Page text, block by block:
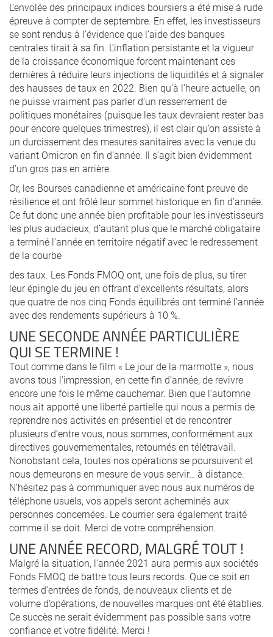
L’envolée des principaux indices boursiers a été mise à rude
épreuve à compter de septembre. En effet, les investisseurs
se sont rendus à l’évidence que l’aide des banques
centrales tirait à sa fin. L’inflation persistante et la vigueur
de la croissance économique forcent maintenant ces
dernières à réduire leurs injections de liquidités et à signaler
des hausses de taux en 2022. Bien qu’à l’heure actuelle, on
ne puisse vraiment pas parler d’un resserrement de
politiques monétaires (puisque les taux devraient rester bas
pour encore quelques trimestres), il est clair qu’on assiste à
un durcissement des mesures sanitaires avec la venue du
variant Omicron en fin d’année. Il s’agit bien évidemment
d’un gros pas en arrière.
Or, les Bourses canadienne et américaine font preuve de
résilience et ont frôlé leur sommet historique en fin d’année.
Ce fut donc une année bien profitable pour les investisseurs
les plus audacieux, d’autant plus que le marché obligataire
a terminé l’année en territoire négatif avec le redressement
de la courbe
des taux. Les Fonds FMOQ ont, une fois de plus, su tirer
leur épingle du jeu en offrant d’excellents résultats, alors
que quatre de nos cinq Fonds équilibrés ont terminé l’année
avec des rendements supérieurs à 10 %.
UNE SECONDE ANNÉE PARTICULIÈRE
QUI SE TERMINE !
Tout comme dans le film « Le jour de la marmotte », nous
avons tous l’impression, en cette fin d’année, de revivre
encore une fois le même cauchemar. Bien que l’automne
nous ait apporté une liberté partielle qui nous a permis de
reprendre nos activités en présentiel et de rencontrer
plusieurs d’entre vous, nous sommes, conformément aux
directives gouvernementales, retournés en télétravail.
Nonobstant cela, toutes nos opérations se poursuivent et
nous demeurons en mesure de vous servir… à distance.
N’hésitez pas à communiquer avec nous aux numéros de
téléphone usuels, vos appels seront acheminés aux
personnes concernées. Le courrier sera également traité
comme il se doit. Merci de votre compréhension.
UNE ANNÉE RECORD, MALGRÉ TOUT !
Malgré la situation, l’année 2021 aura permis aux sociétés
Fonds FMOQ de battre tous leurs records. Que ce soit en
termes d’entrées de fonds, de nouveaux clients et de
volume d’opérations, de nouvelles marques ont été établies.
Ce succès ne serait évidemment pas possible sans votre
confiance et votre fidélité. Merci !